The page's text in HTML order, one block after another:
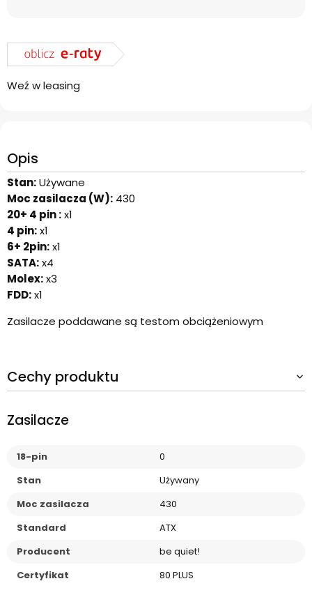
Weź w leasing
Opis
Stan:Używane
Moc zasilacza (W): 430
20+ 4 pin :x1
4 pin:x1
6+ 2pin:x1
SATA:x4
Molex:x3
FDD:x1
Zasilacze poddawane są testom obciążeniowym
Cechy produktu
Zasilacze
18-pin
0
Stan
Używany
Moc zasilacza
430
Standard
ATX
Producent
be quiet!
Certyfikat
80 PLUS